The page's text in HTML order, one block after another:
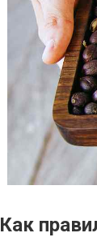
Как